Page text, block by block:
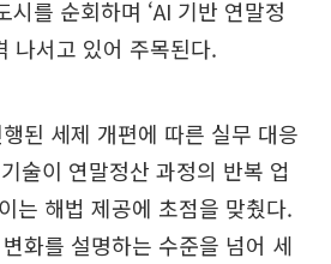
를 순회하며 ‘AI 기반 연말정
나서고 있어 주목된다.
된 세제 개편에 따른 실무 대응
술이 연말정산 과정의 반복 업
는 해법 제공에 초점을 맞췄다.
화를 설명하는 수준을 넘어 세